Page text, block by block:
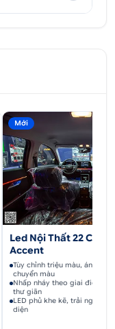
Mới
Led Nội Thất 22 Chi
Accent
Tùy chỉnh triệu màu, ánh
chuyển màu
Nhấp nháy theo giai điệu,
thư giãn
LED phủ khe kẽ, trải nghiệm
diện